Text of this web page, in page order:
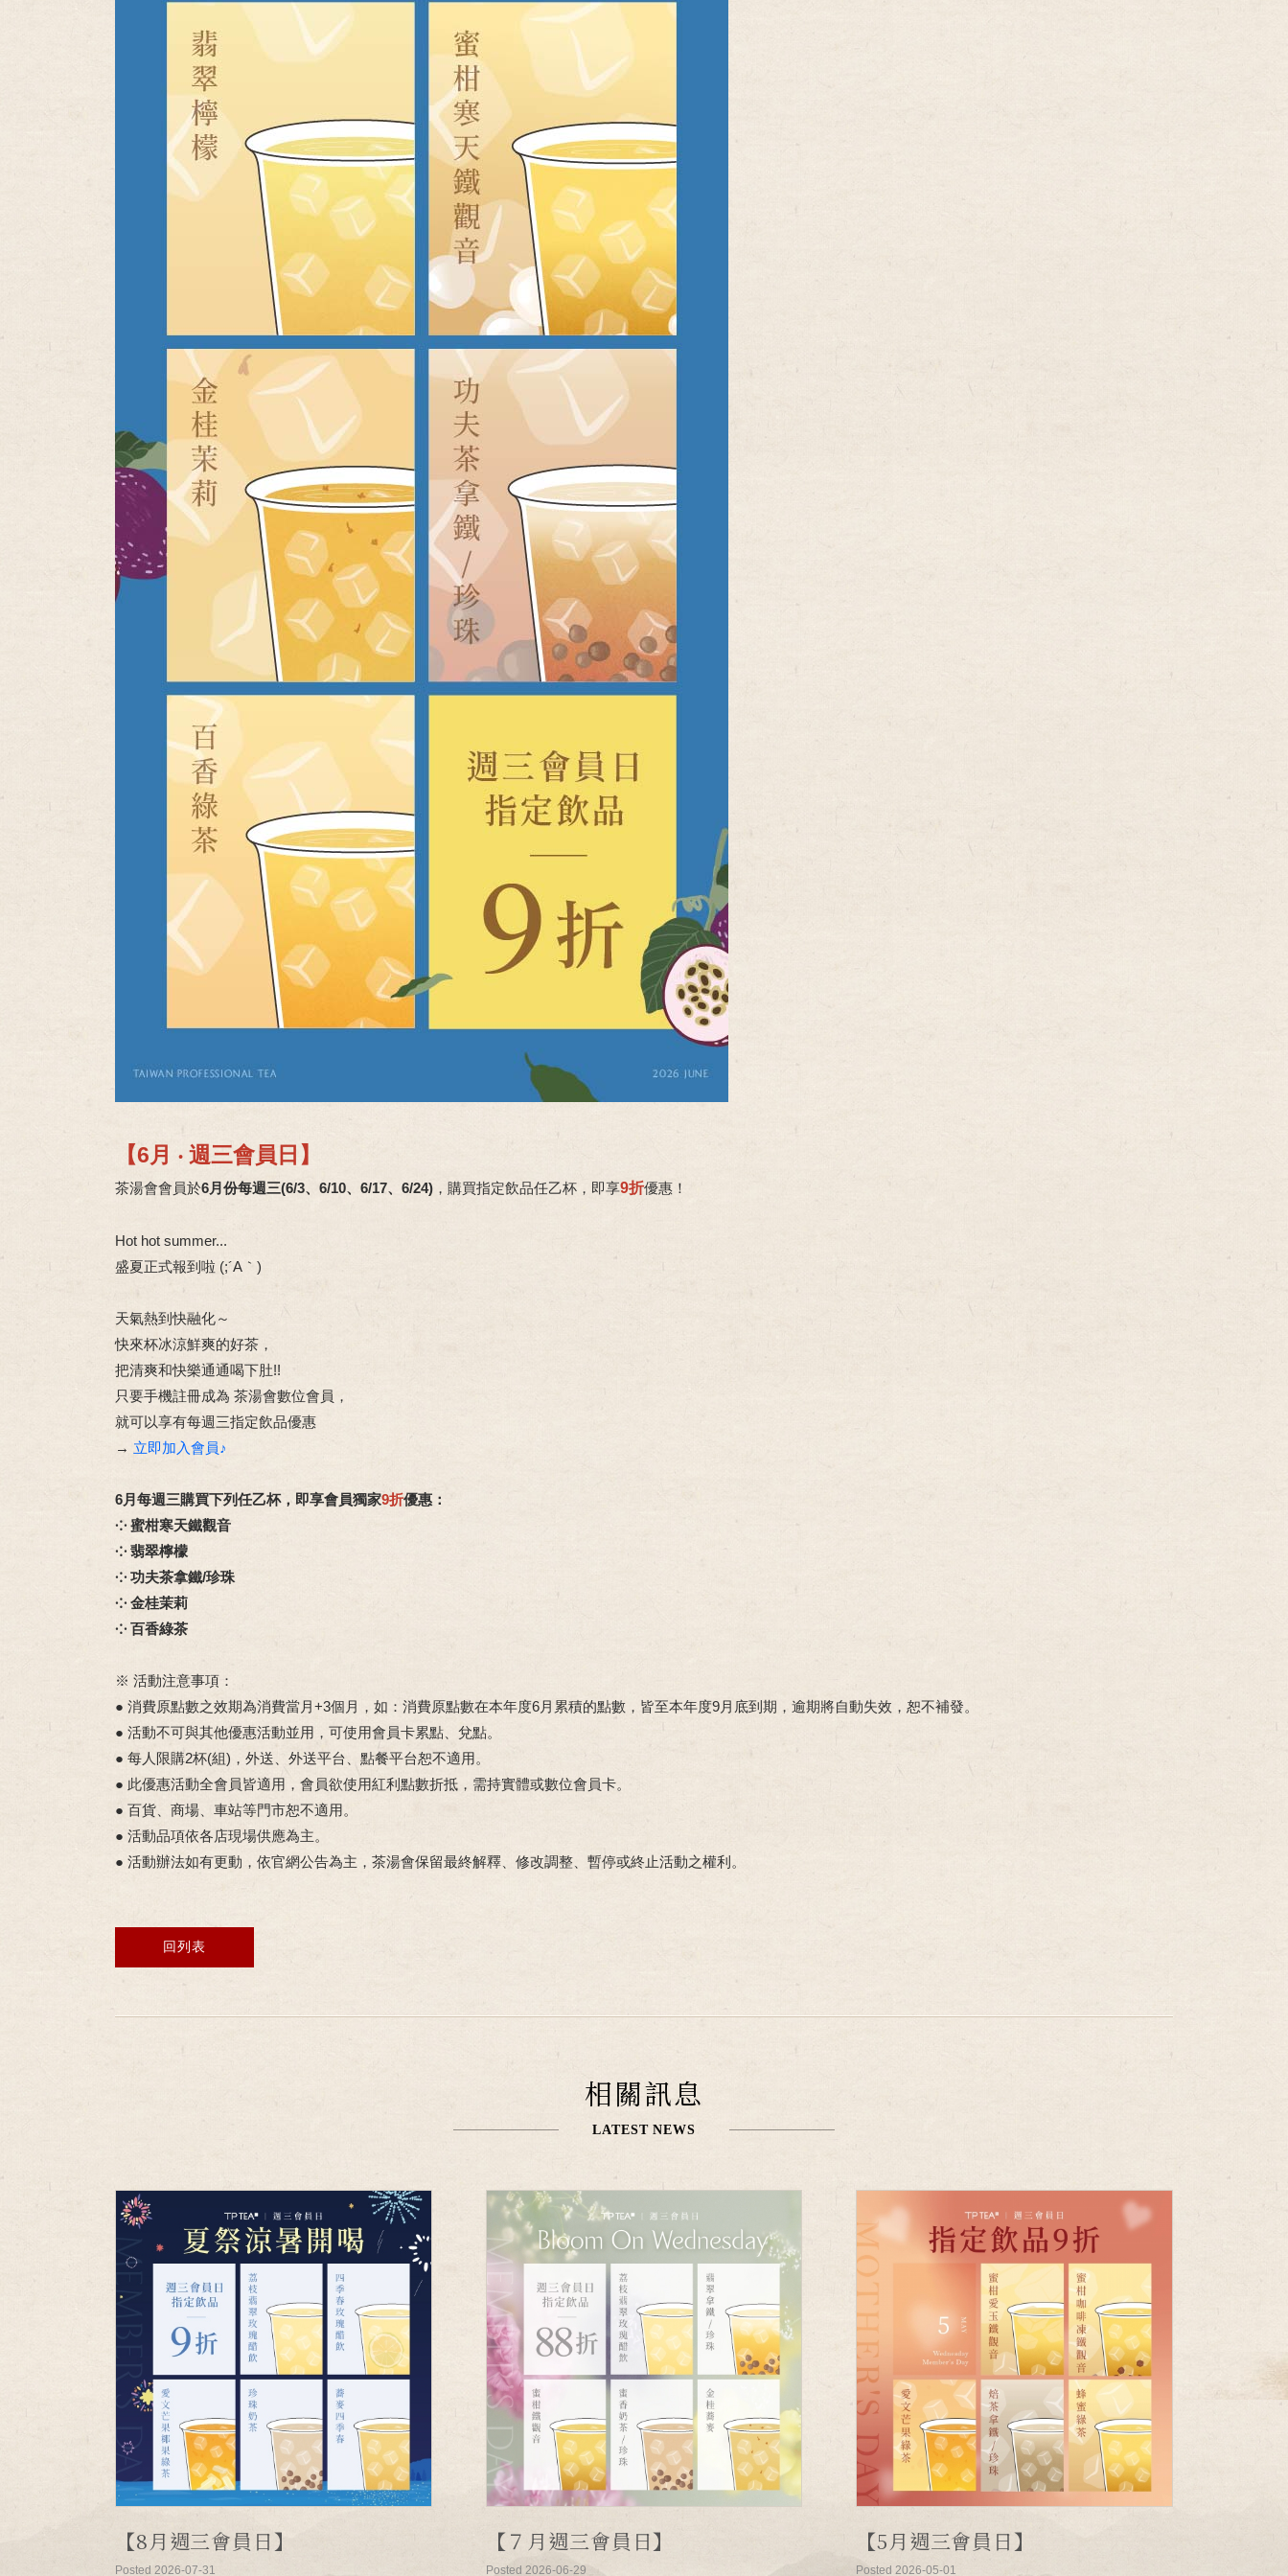
【6月 ‧ 週三會員日】
茶湯會會員於6月份每週三(6/3、6/10、6/17、6/24) ，購買指定飲品任乙杯，即享9折優惠 ！
Hot hot summer...
盛夏正式報到啦 (;´A｀)
天氣熱到快融化～
快來杯冰涼鮮爽的好茶，
把清爽和快樂通通喝下肚!!
只要手機註冊成為 茶湯會數位會員，
就可以享有每週三指定飲品優惠
→ 立即加入會員♪
6月每週三購買下列任乙杯，即享會員獨家9折優惠：
⁘ 蜜柑寒天鐵觀音
⁘ 翡翠檸檬
⁘ 功夫茶拿鐵/珍珠
⁘ 金桂茉莉
⁘ 百香綠茶
※ 活動注意事項：
● 消費原點數之效期為消費當月+3個月，如：消費原點數在本年度6月累積的點數，皆至本年度9月底到期，逾期將自動失效，恕不補發。
● 活動不可與其他優惠活動並用，可使用會員卡累點、兌點。
● 每人限購2杯(組)，外送、外送平台、點餐平台恕不適用。
● 此優惠活動全會員皆適用，會員欲使用紅利點數折抵，需持實體或數位會員卡。
● 百貨、商場、車站等門市恕不適用。
● 活動品項依各店現場供應為主。
● 活動辦法如有更動，依官網公告為主，茶湯會保留最終解釋、修改調整、暫停或終止活動之權利。
回列表
相關訊息
LATEST NEWS
【8月週三會員日】
Posted 2026-07-31
【７月週三會員日】
Posted 2026-06-29
【5月週三會員日】
Posted 2026-05-01